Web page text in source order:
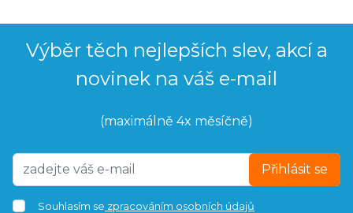
Výběr těch nejlepších slev, akcí a
novinek na váš e-mail
(maximálně 4x měsíčně)
Přihlásit se
Souhlasím se zpracováním osobních údajů